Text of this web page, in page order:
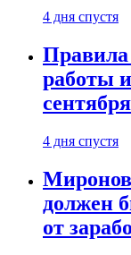
4 дня спустя
Правила
работы
сентября
4 дня спустя
должен
от